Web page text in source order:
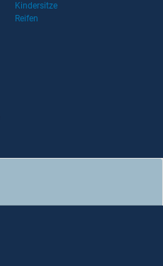
Kindersitze
Reifen